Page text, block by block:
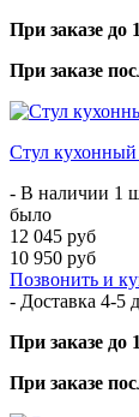
При заказе до
При заказе
Стул
- В наличии 1
было
12 045 руб
10 950 руб
Позвонить и
- Доставка 4-5
При заказе до
При заказе